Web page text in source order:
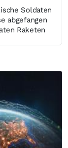
Soldaten
abgefangen
Raketen